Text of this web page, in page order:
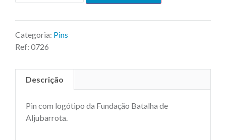
Categoria: Pins
Ref: 0726
Descrição
Pin com logótipo da Fundação Batalha de
Aljubarrota.